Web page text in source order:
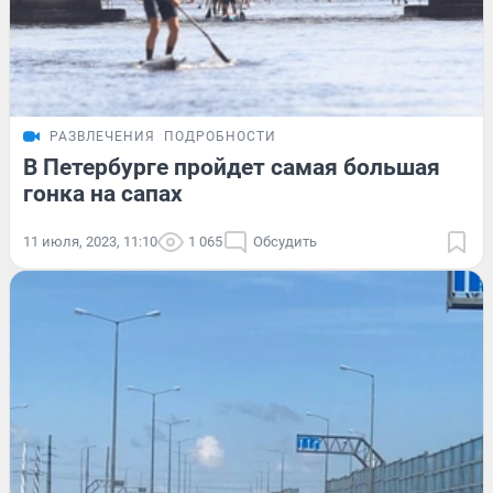
РАЗВЛЕЧЕНИЯ ПОДРОБНОСТИ
В Петербурге пройдет самая большая
гонка на сапах
11 июля, 2023, 11:10 1 065 Обсудить